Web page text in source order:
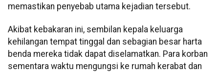
memastikan penyebab utama kejadian tersebut.
Akibat kebakaran ini, sembilan kepala keluarga
kehilangan tempat tinggal dan sebagian besar harta
benda mereka tidak dapat diselamatkan. Para korban
sementara waktu mengungsi ke rumah kerabat dan